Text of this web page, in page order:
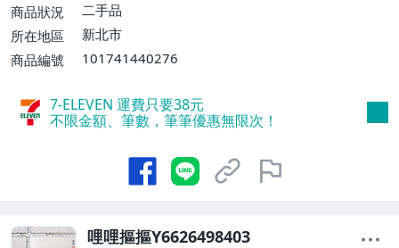
商品狀況
二手品
所在地區
新北市
商品編號
101741440276
7-ELEVEN 運費只要38元
不限金額、筆數，筆筆優惠無限次！
哩哩摳摳Y6626498403